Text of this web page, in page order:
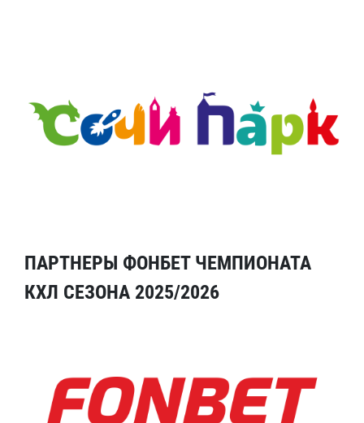
ПАРТНЕРЫ ФОНБЕТ ЧЕМПИОНАТА
КХЛ СЕЗОНА 2025/2026